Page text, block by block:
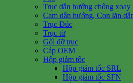
Trục dẫn hướng chống xoay
Cam dẫn hướng, Con lăn
Trục Đúc
Trục từ
Gối đỡ trục
Cáp OEM
Hộp giảm tốc
Hộp giảm tốc SRL
Hộp giảm tốc SFN